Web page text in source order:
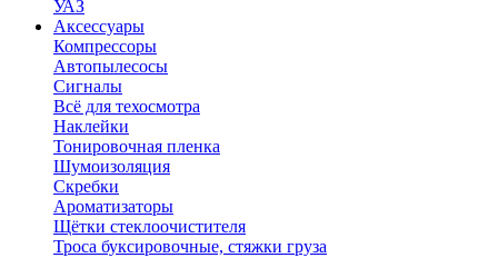
УАЗ
Аксесcуары
Компрессоры
Автопылесосы
Сигналы
Всё для техосмотра
Наклейки
Тонировочная пленка
Шумоизоляция
Скребки
Ароматизаторы
Щётки стеклоочистителя
Троса буксировочные, стяжки груза